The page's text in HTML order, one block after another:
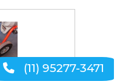
(11) 95277-3471